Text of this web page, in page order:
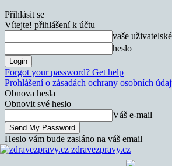
Přihlásit se
Vítejte! přihlášení k účtu
vaše
heslo
Forgot your password? Get help
Prohlášení o zásadách ochrany osobních
Obnova hesla
Obnovit své heslo
Váš e-mail
Heslo vám bude zasláno na váš email
zdravezpravy.cz